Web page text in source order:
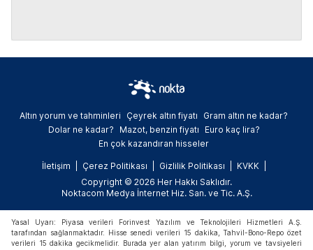
Altın yorum ve tahminleri Çeyrek altın fiyatı
Gram altın ne kadar?
Dolar ne kadar?
Mazot, benzin fiyatı
Euro kaç lira?
En çok kazandıran hisseler
İletişim Çerez Politikası Gizlilik Politikası
KVKK
Copyright © 2026 Her Hakkı Saklıdır.
Noktacom Medya İnternet Hiz. San. ve Tic. A.Ş.
Yasal Uyarı: Piyasa verileri Forinvest Yazılım ve Teknolojileri Hizmetleri A.Ş.
tarafından sağlanmaktadır. Hisse senedi verileri 15 dakika, Tahvil-Bono-Repo özet
verileri 15 dakika gecikmelidir. Burada yer alan yatırım bilgi, yorum ve tavsiyeleri